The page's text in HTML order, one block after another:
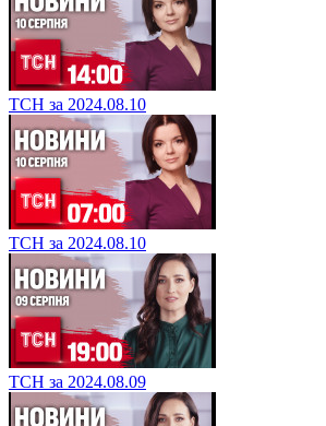
ТСН за 2024.08.10
ТСН за 2024.08.10
ТСН за 2024.08.09